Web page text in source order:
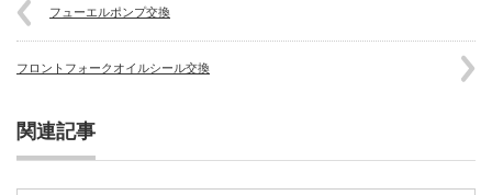
ー
バ
ー
ル
は
フューエルポンプ交換
フロントフォークオイルシール交換
関連記事